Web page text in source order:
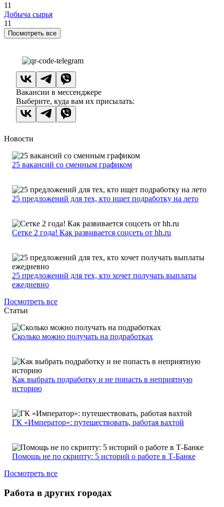
11
Добыча сырья
11
Посмотреть все
Вакансии в мессенджере
Выберите, куда вам их присылать:
Новости
25 вакансий со сменным графиком
25 предложений для тех, кто ищет подработку на лето
Сетке 2 года! Как развивается соцсеть от hh.ru
25 предложений для тех, кто хочет получать выплаты
ежедневно
Посмотреть все
Статьи
Сколько можно получать на подработках
Как выбрать подработку и не попасть в неприятную
историю
ГК «Император»: путешествовать, работая вахтой
Помощь не по скрипту: 5 историй о работе в Т-Банке
Посмотреть все
Работа в других городах